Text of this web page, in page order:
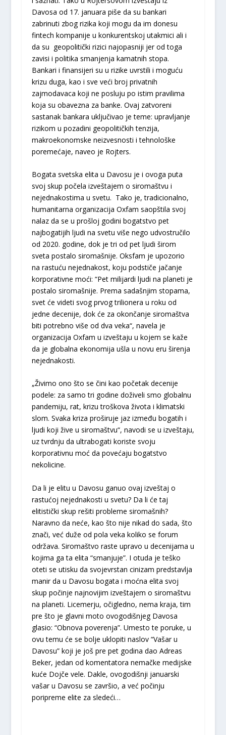
Davosa od 17. januara piše da su bankari
zabrinuti zbog rizika koji mogu da im donesu
fintech kompanije u konkurentskoj utakmici ali i
da su geopolitički rizici najopasniji jer od toga
zavisi i politika smanjenja kamatnih stopa.
Bankari i finansijeri su u rizike uvrstili i moguću
krizu duga, kao i sve veći broj privatnih
zajmodavaca koji ne posluju po istim pravilima
koja su obavezna za banke. Ovaj zatvoreni
sastanak bankara uključivao je teme: upravljanje
rizikom u pozadini geopolitičkih tenzija,
makroekonomske neizvesnosti i tehnološke
poremećaje, naveo je Rojters.
Bogata svetska elita u Davosu je i ovoga puta
svoj skup počela izveštajem o siromaštvu i
nejednakostima u svetu. Tako je, tradicionalno,
humanitarna organizacija Oxfam saopštila svoj
nalaz da se u prošloj godini bogatstvo pet
najbogatijih lјudi na svetu više nego udvostručilo
od 2020. godine, dok je tri od pet lјudi širom
sveta postalo siromašnije. Oksfam je upozorio
na rastuću nejednakost, koju podstiče jačanje
korporativne moći: “Pet milijardi lјudi na planeti je
postalo siromašnije. Prema sadašnjim stopama,
svet će videti svog prvog trilionera u roku od
jedne decenije, dok će za okončanje siromaštva
biti potrebno više od dva veka“, navela je
organizacija Oxfam u izveštaju u kojem se kaže
da je globalna ekonomija ušla u novu eru širenja
nejednakosti.
„Živimo ono što se čini kao početak decenije
podele: za samo tri godine doživeli smo globalnu
pandemiju, rat, krizu troškova života i klimatski
slom. Svaka kriza proširuje jaz između bogatih i
lјudi koji žive u siromaštvu“, navodi se u izveštaju,
uz tvrdnju da ultrabogati koriste svoju
korporativnu moć da povećaju bogatstvo
nekolicine.
Da li je elitu u Davosu ganuo ovaj izveštaj o
rastućoj nejednakosti u svetu? Da li će taj
elitistički skup rešiti probleme siromašnih?
Naravno da neće, kao što nije nikad do sada, što
znači, već duže od pola veka koliko se forum
održava. Siromaštvo raste upravo u decenijama u
kojima ga ta elita “smanjuje”. I otuda je teško
oteti se utisku da svojevrstan cinizam predstavlja
manir da u Davosu bogata i moćna elita svoj
skup počinje najnovijim izveštajem o siromaštvu
na planeti. Licemerju, očigledno, nema kraja, tim
pre što je glavni moto ovogodišnjeg Davosa
glasio: “Obnova poverenja”. Umesto te poruke, u
ovu temu će se bolje uklopiti naslov “Vašar u
Davosu” koji je još pre pet godina dao Adreas
Beker, jedan od komentatora nemačke medijske
kuće Dojče vele. Dakle, ovogodišnji januarski
vašar u Davosu se završio, a već počinju
poripreme elite za sledeći…